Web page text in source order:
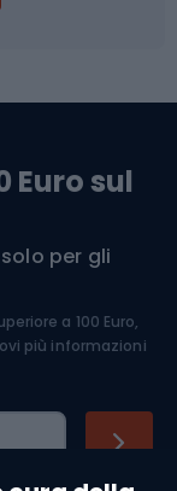
Euro sul
per gli
a 100 Euro,
più informazioni